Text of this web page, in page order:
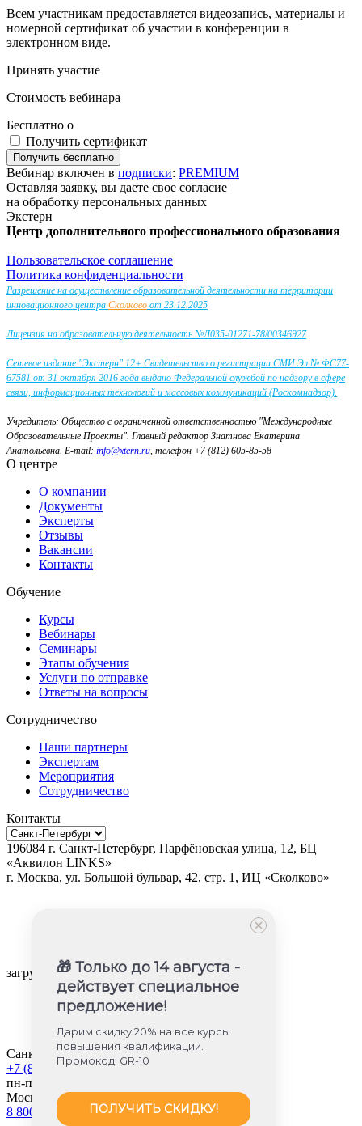
Всем участникам предоставляется видеозапись, материалы и
номерной сертификат об участии в конференции в
электронном виде.
Принять участие
Стоимость вебинара
Бесплатно o
Получить сертификат
Вебинар включен в подписки: PREMIUM
Оставляя заявку, вы даете свое согласие
на обработку персональных данных
Экстерн
Центр дополнительного профессионального образования
Пользовательское соглашение
Политика конфиденциальности
Разрешение на осуществление образовательной деятельности на территории
инновационного центра Сколково от 23.12.2025
Лицензия на образовательную деятельность №Л035-01271-78/00346927
Сетевое издание "Экстерн" 12+ Свидетельство о регистрации СМИ Эл № ФС77-
67581 от 31 октября 2016 года выдано Федеральной службой по надзору в сфере
связи, информационных технологий и массовых коммуникаций (Роскомнадзор).
Учредитель: Общество с ограниченной ответственностью "Международные
Образовательные Проекты". Главный редактор Знатнова Екатерина
Анатольевна. E-mail: info@xtern.ru, телефон +7 (812) 605-85-58
О центре
О компании
Документы
Эксперты
Отзывы
Вакансии
Контакты
Обучение
Курсы
Вебинары
Семинары
Этапы обучения
Услуги по отправке
Ответы на вопросы
Сотрудничество
Наши партнеры
Экспертам
Мероприятия
Сотрудничество
Контакты
196084 г. Санкт-Петербург, Парфёновская улица, 12, БЦ
«Аквилон LINKS»
г. Москва, ул. Большой бульвар, 42, стр. 1, ИЦ «Сколково»
загрузка карты...
Санкт-Петербург
+7 (812) 605-85-58
пн-пт с 9:00 до 18:00
Москва
8 800 350-45-56
🎁 Только до 14 августа -
действует специальное
предложение!
Дарим скидку 20% на все курсы
повышения квалификации.
Промокод: GR-10
ПОЛУЧИТЬ СКИДКУ!